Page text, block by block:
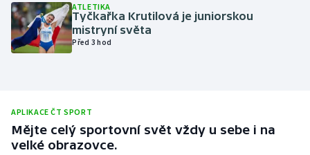
Parasport
Ragby
ATLETIKA
Tyčkařka Krutilová je juniorskou
mistryní světa
Před 3 hod
APLIKACE ČT SPORT
Mějte celý sportovní svět vždy u sebe i na
velké obrazovce.